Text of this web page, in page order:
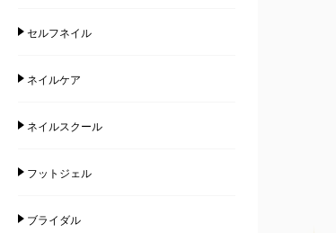
セルフネイル
ネイルケア
ネイルスクール
フットジェル
ブライダル